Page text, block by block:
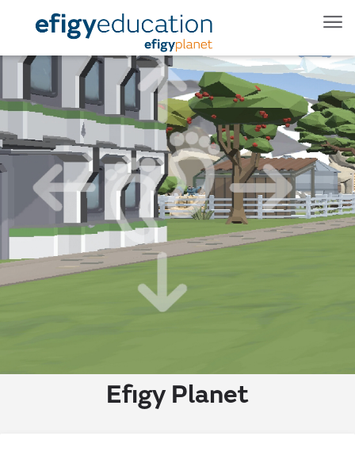
Efigy Planet